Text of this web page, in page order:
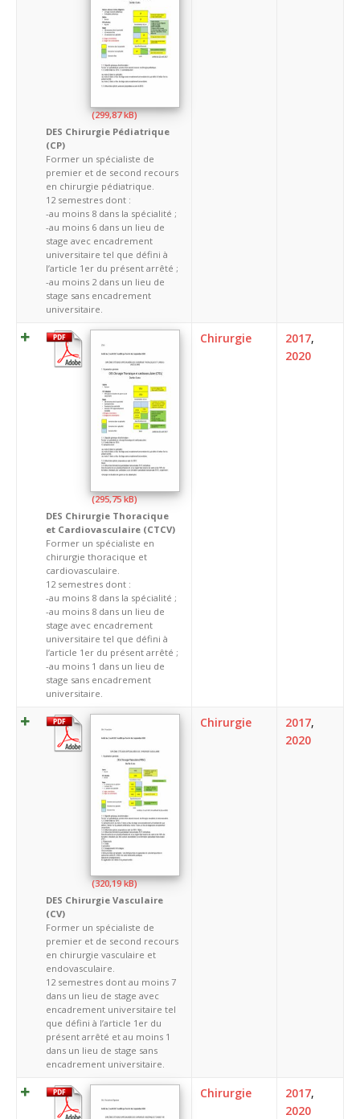
DES Chirurgie Pédiatrique
(CP)
Former un spécialiste de
premier et de second recours
en chirurgie pédiatrique.
12 semestres dont :
-au moins 8 dans la spécialité ;
-au moins 6 dans un lieu de
stage avec encadrement
universitaire tel que défini à
l’article 1er du présent arrêté ;
-au moins 2 dans un lieu de
stage sans encadrement
universitaire.
DES Chirurgie Thoracique
et Cardiovasculaire (CTCV)
Former un spécialiste en
chirurgie thoracique et
cardiovasculaire.
12 semestres dont :
-au moins 8 dans la spécialité ;
-au moins 8 dans un lieu de
stage avec encadrement
universitaire tel que défini à
l’article 1er du présent arrêté ;
-au moins 1 dans un lieu de
stage sans encadrement
universitaire.
Chirurgie 2017,
2020
DES Chirurgie Vasculaire
(CV)
Former un spécialiste de
premier et de second recours
en chirurgie vasculaire et
endovasculaire.
12 semestres dont au moins 7
dans un lieu de stage avec
encadrement universitaire tel
que défini à l’article 1er du
présent arrêté et au moins 1
dans un lieu de stage sans
encadrement universitaire.
Chirurgie 2017,
2020
Chirurgie 2017,
2020